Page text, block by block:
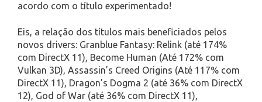
acordo com o título experimentado!
Eis, a relação dos títulos mais beneficiados pelos
novos drivers: Granblue Fantasy: Relink (até 174%
com DirectX 11), Become Human (Até 172% com
Vulkan 3D), Assassin’s Creed Origins (Até 117% com
DirectX 11), Dragon’s Dogma 2 (até 36% com DirectX
12), God of War (até 36% com DirectX 11),